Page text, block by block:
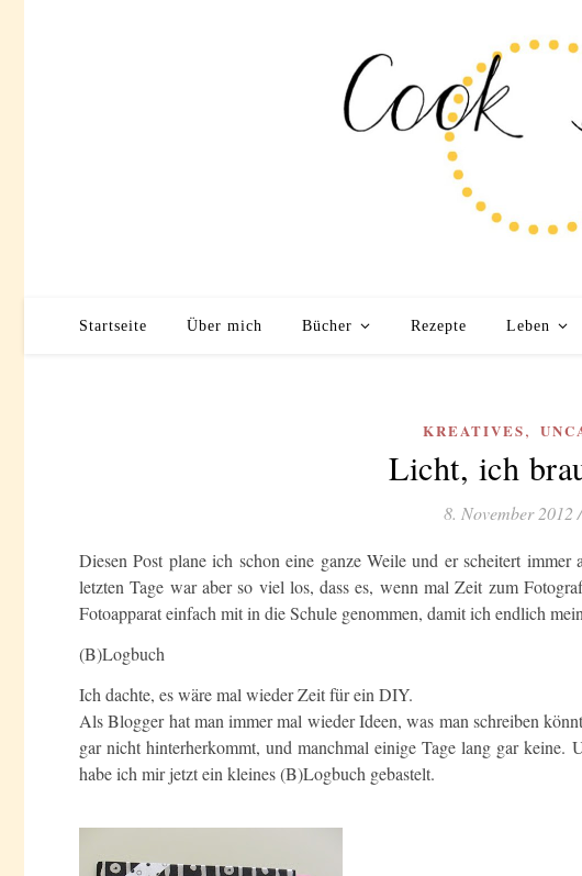
Startseite Über mich Bücher Rezepte Leben
KREATIVES,
Licht, ich
8. November 2012 /
Diesen Post plane ich schon eine ganze Weile und er scheitert
letzten Tage war aber so viel los, dass es, wenn mal Zeit zum
Fotoapparat einfach mit in die Schule genommen, damit ich endlich
(B)Logbuch
Ich dachte, es wäre mal wieder Zeit für ein DIY.
Als Blogger hat man immer mal wieder Ideen, was man schreiben
gar nicht hinterherkommt, und manchmal einige Tage lang gar keine.
habe ich mir jetzt ein kleines (B)Logbuch gebastelt.